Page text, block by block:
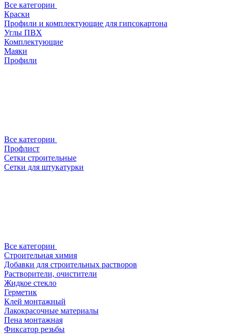
Все категории
Краски
Профили и комплектующие для гипсокартона
Углы ПВХ
Комплектующие
Маяки
Профили
Все категории
Профлист
Сетки строительные
Сетки для штукатурки
Все категории
Строительная химия
Добавки для строительных растворов
Растворители, очистители
Жидкое стекло
Герметик
Клей монтажный
Лакокрасочные материалы
Пена монтажная
Фиксатор резьбы